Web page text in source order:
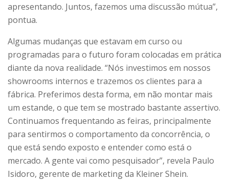
apresentando. Juntos, fazemos uma discussão mútua”,
pontua.
Algumas mudanças que estavam em curso ou
programadas para o futuro foram colocadas em prática
diante da nova realidade. “Nós investimos em nossos
showrooms internos e trazemos os clientes para a
fábrica. Preferimos desta forma, em não montar mais
um estande, o que tem se mostrado bastante assertivo.
Continuamos frequentando as feiras, principalmente
para sentirmos o comportamento da concorrência, o
que está sendo exposto e entender como está o
mercado. A gente vai como pesquisador”, revela Paulo
Isidoro, gerente de marketing da Kleiner Shein.